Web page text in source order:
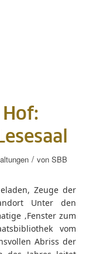
/ von SBB
Zeuge der
Unter den
‚Fenster zum
vom
Abriss der